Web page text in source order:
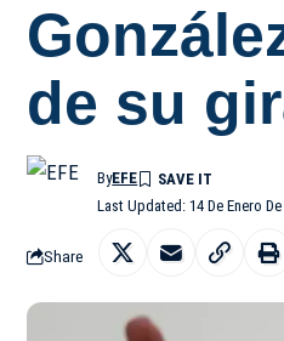
de su
Last Updated: 14 De Enero
ByEFE
Share